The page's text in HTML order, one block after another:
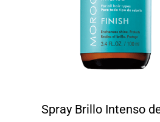
Spray Brillo Intenso